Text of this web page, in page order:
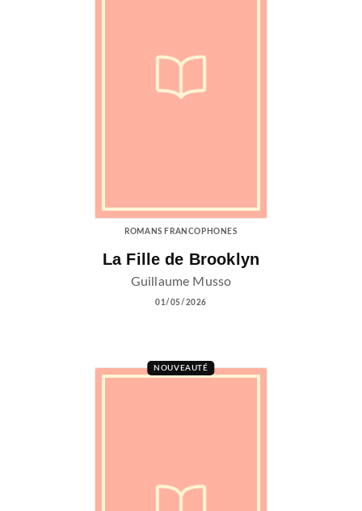
ROMANS FRANCOPHONES
La Fille de Brooklyn
Guillaume Musso
01/05/2026
NOUVEAUTÉ